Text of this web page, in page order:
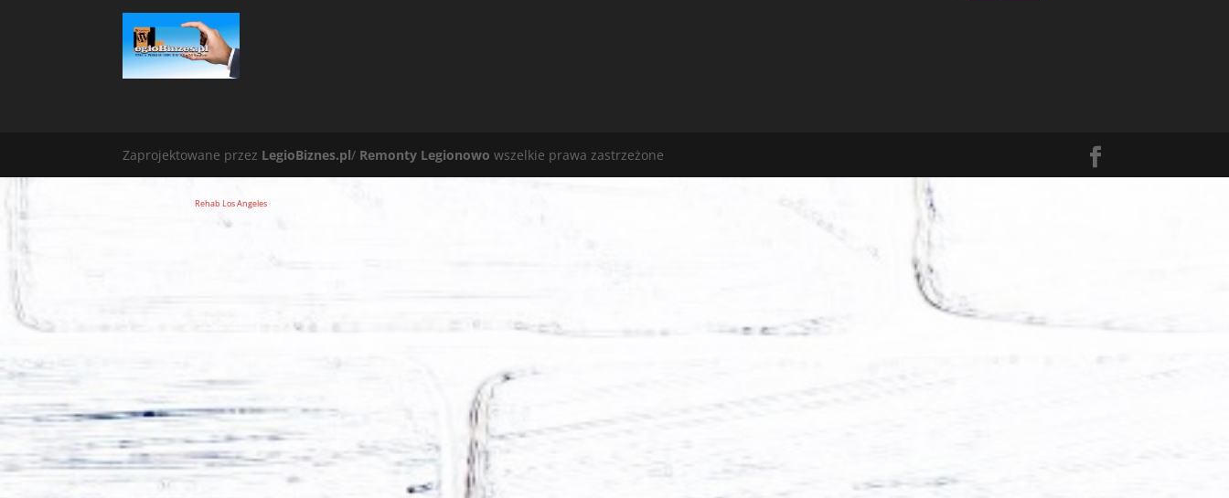
Zaprojektowane przez LegioBiznes.pl/ Remonty Legionowo wszelkie prawa zastrzeżone
Rehab Los Angeles